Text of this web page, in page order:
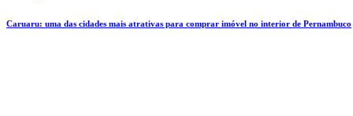
Caruaru: uma das cidades mais atrativas para comprar imóvel no interior de Pernambuco